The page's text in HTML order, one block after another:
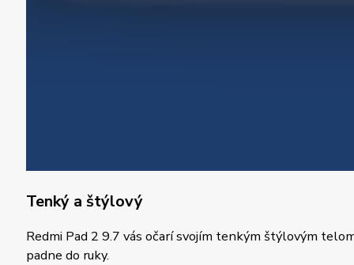
Tenký a štýlový
Redmi Pad 2 9.7 vás očarí svojím tenkým štýlovým
padne do ruky.